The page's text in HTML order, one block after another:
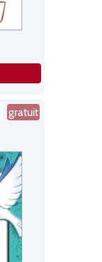
gratuit